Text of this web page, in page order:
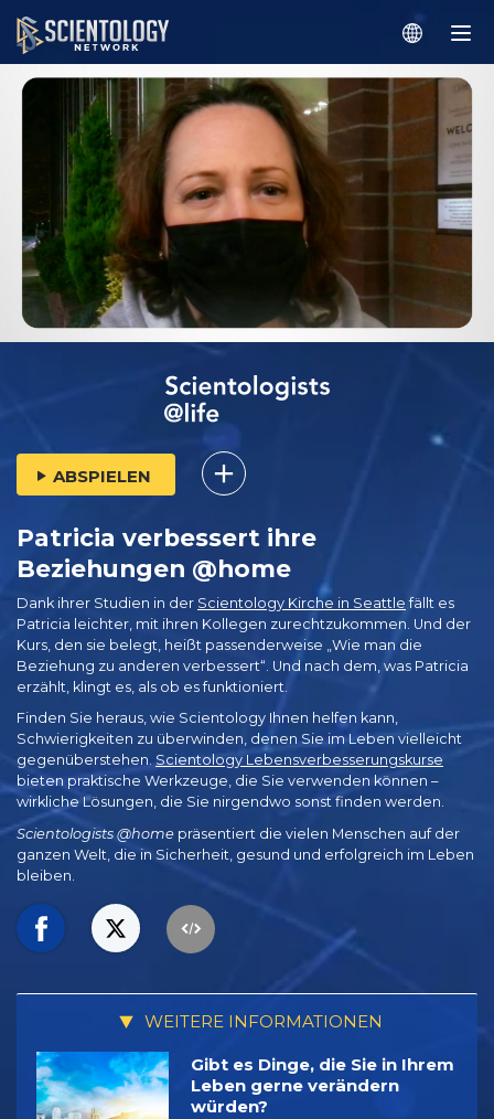
ABSPIELEN
Patricia verbessert ihre
Beziehungen @home
Dank ihrer Studien in der Scientology Kirche in Seattle fällt es
Patricia leichter, mit ihren Kollegen zurechtzukommen. Und der
Kurs, den sie belegt, heißt passenderweise „Wie man die
Beziehung zu anderen verbessert“. Und nach dem, was Patricia
erzählt, klingt es, als ob es funktioniert.
Finden Sie heraus, wie Scientology Ihnen helfen kann,
Schwierigkeiten zu überwinden, denen Sie im Leben vielleicht
gegenüberstehen. Scientology Lebensverbesserungskurse
bieten praktische Werkzeuge, die Sie verwenden können –
wirkliche Lösungen, die Sie nirgendwo sonst finden werden.
Scientologists @home präsentiert die vielen Menschen auf der
ganzen Welt, die in Sicherheit, gesund und erfolgreich im Leben
bleiben.
WEITERE INFORMATIONEN
Gibt es Dinge, die Sie in Ihrem
Leben gerne verändern
würden?